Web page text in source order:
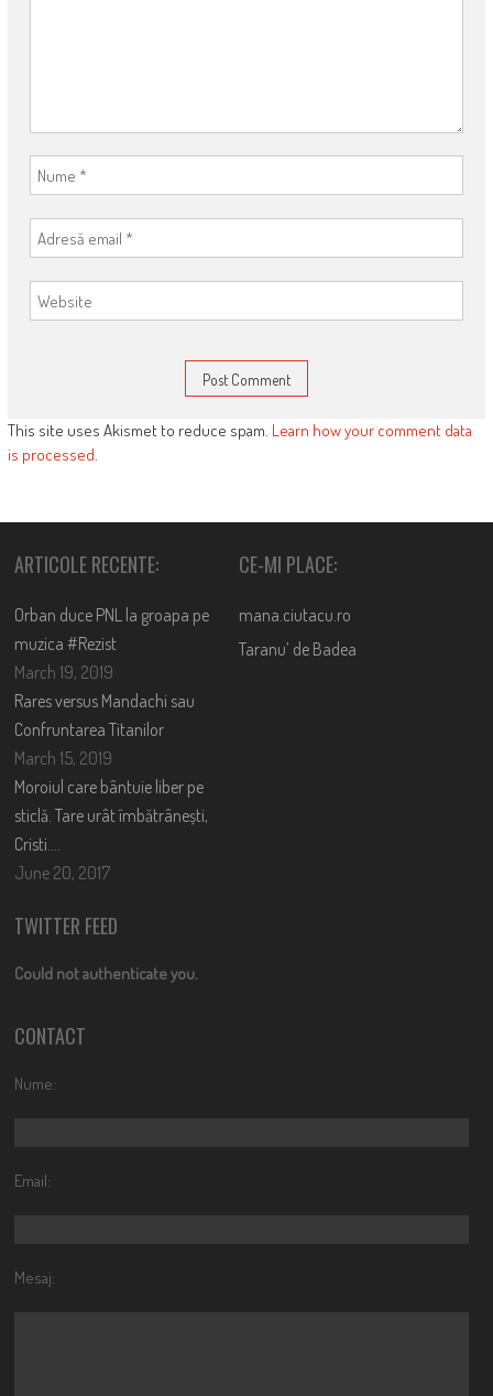
This site uses Akismet to reduce spam. Learn how your comment data
is processed.
ARTICOLE RECENTE:
Orban duce PNL la groapa pe
muzica #Rezist
March 19, 2019
Rares versus Mandachi sau
Confruntarea Titanilor
March 15, 2019
Moroiul care bântuie liber pe
sticlă. Tare urât îmbătrânești,
Cristi….
June 20, 2017
CE-MI PLACE:
mana.ciutacu.ro
Taranu’ de Badea
TWITTER FEED
Could not authenticate you.
CONTACT
Nume:
Email:
Mesaj: